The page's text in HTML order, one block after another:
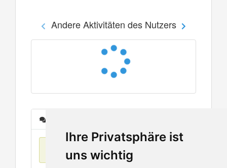
Ihre Privatsphäre ist
uns wichtig
Andere Aktivitäten des Nutzers
Keine Einträge